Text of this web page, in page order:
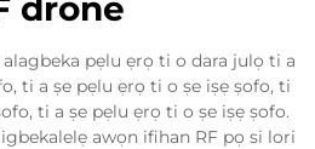
drone
pẹlu ẹrọ ti o dara julọ ti a
ti a ṣe pẹlu ẹrọ ti o ṣe iṣẹ ṣofo, ti
ti a ṣe pẹlu ẹrọ ti o ṣe iṣẹ ṣofo.
awọn ifihan RF pọ si lori